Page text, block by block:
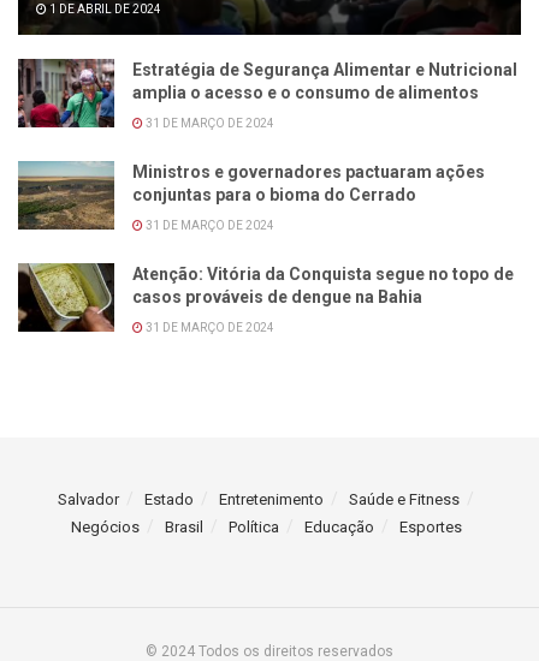
1 DE ABRIL DE 2024
Estratégia de Segurança Alimentar e Nutricional
amplia o acesso e o consumo de alimentos
31 DE MARÇO DE 2024
Ministros e governadores pactuaram ações
conjuntas para o bioma do Cerrado
31 DE MARÇO DE 2024
Atenção: Vitória da Conquista segue no topo de
casos prováveis de dengue na Bahia
31 DE MARÇO DE 2024
Salvador Estado Entretenimento
Saúde e Fitness
Negócios
Brasil Política Educação Esportes
© 2024 Todos os direitos reservados